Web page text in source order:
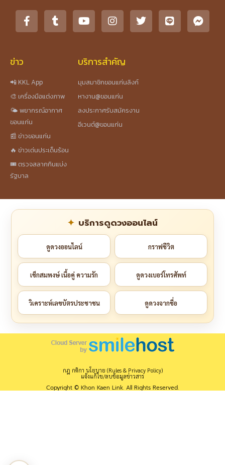
ข่าว
📲 KKL App
🎨 เครื่องมือแต่งภาพ
🌤️ พยากรณ์อากาศ
ขอนแก่น
📰 ข่าวขอนแก่น
🔥 ข่าวเด่นประเด็นร้อน
🎟️ ตรวจสลากกินแบ่ง
รัฐบาล
บริการสำคัญ
มุมสมาชิกขอนแก่นลิงก์
หางาน@ขอนแก่น
ลงประกาศรับสมัครงาน
อีเวนต์@ขอนแก่น
บริการดูดวงออนไลน์
ดูดวงออนไลน์ กราฟชีวิต
เช็กสมพงษ์ เนื้อคู่ ความรัก ดูดวงเบอร์โทรศัพท์
วิเคราะห์เลขบัตรประชาชน ดูดวงจากชื่อ
กฎ กติกา นโยบาย (Rules & Privacy Policy)
แจ้งแก้ไข/ลบข้อมูลข่าวสาร
Copyright © Khon Kaen Link. All Rights Reserved.